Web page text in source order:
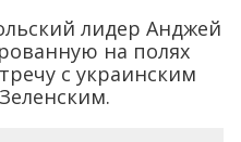
лидер Анджей
на полях
с украинским